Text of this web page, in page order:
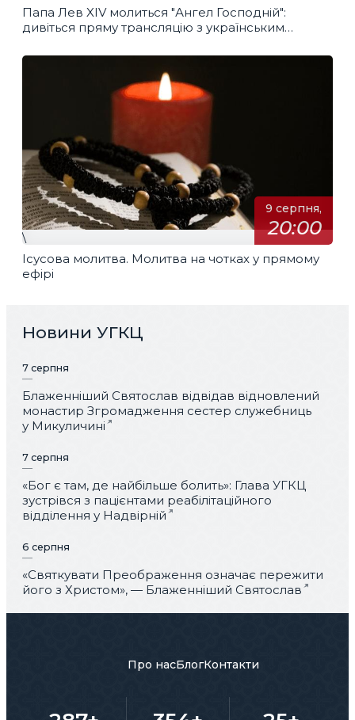
Папа Лев XIV молиться "Ангел Господній":
дивіться пряму трансляцію з українським
9 серпня,
20:00
\
Ісусова молитва. Молитва на чотках у прямому
ефірі
Новини УГКЦ
7 серпня
Блаженніший Святослав відвідав відновлений
монастир Згромадження сестер служебниць
у Микуличині
7 серпня
«Бог є там, де найбільше болить»: Глава УГКЦ
зустрівся з пацієнтами реабілітаційного
відділення у Надвірній
6 серпня
«Святкувати Преображення означає пережити
його з Христом», — Блаженніший Святослав
Про насБлогКонтакти